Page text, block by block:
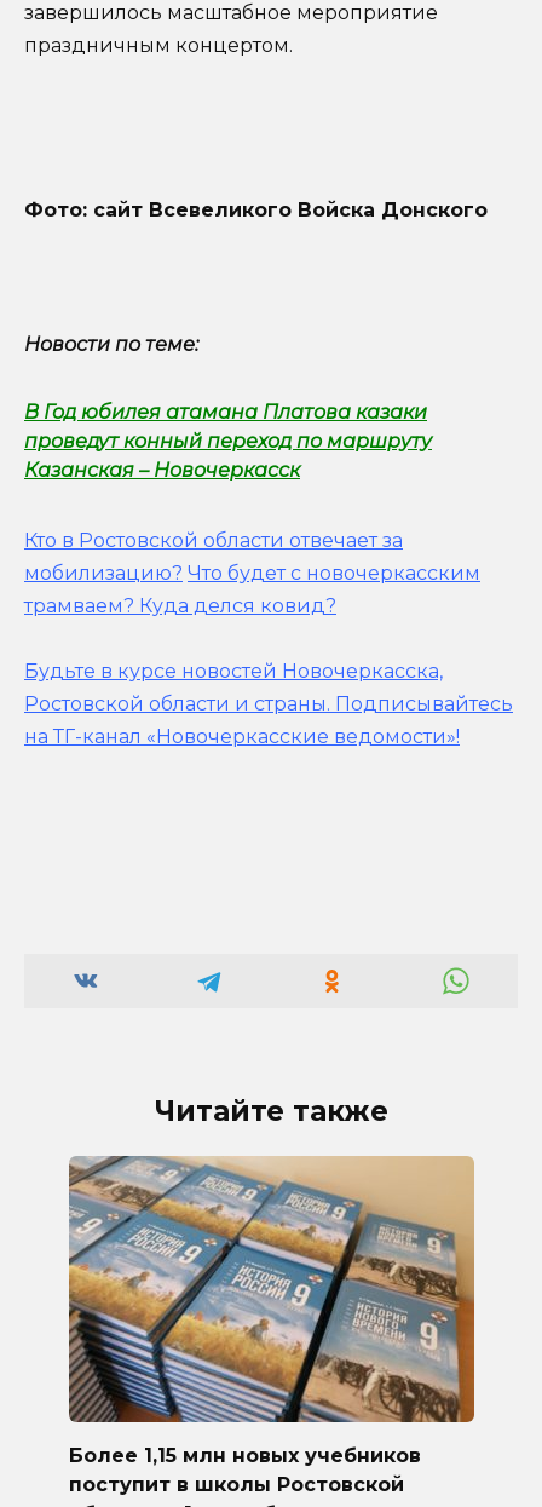
завершилось масштабное мероприятие
праздничным концертом.
Фото: сайт Всевеликого Войска Донского
Новости по теме:
В Год юбилея атамана Платова казаки
проведут конный переход по маршруту
Казанская – Новочеркасск
Кто в Ростовской области отвечает за
мобилизацию? Что будет с новочеркасским
трамваем? Куда делся ковид?
Будьте в курсе новостей Новочеркасска,
Ростовской области и страны. Подписывайтесь
на ТГ-канал «Новочеркасские ведомости»!
Читайте также
Более 1,15 млн новых учебников
поступит в школы Ростовской